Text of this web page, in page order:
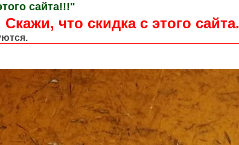
сайта!!!"
Cкажи, что скидка с этого сайта.